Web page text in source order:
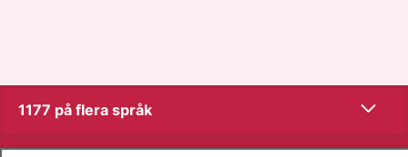
1177 på flera språk Visa
Visa